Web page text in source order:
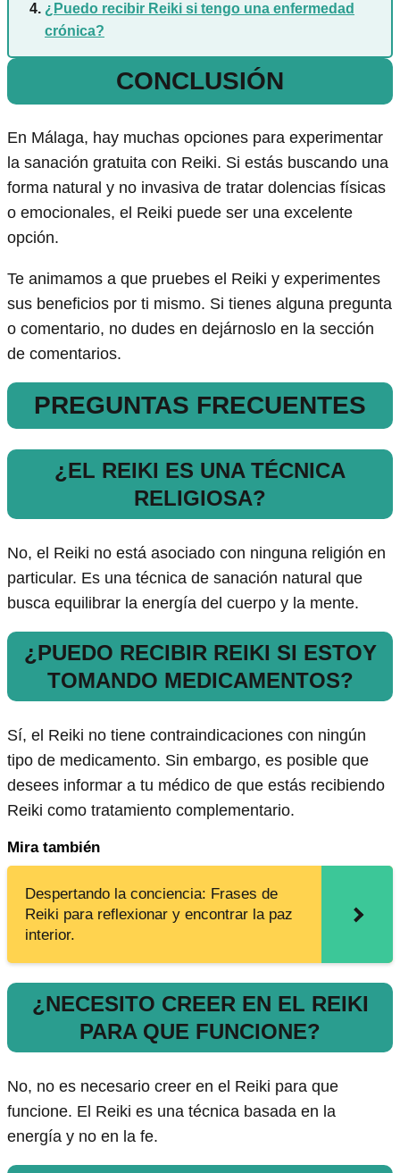
¿Puedo recibir Reiki si tengo una enfermedad
crónica?
CONCLUSIÓN
En Málaga, hay muchas opciones para experimentar
la sanación gratuita con Reiki. Si estás buscando una
forma natural y no invasiva de tratar dolencias físicas
o emocionales, el Reiki puede ser una excelente
opción.
Te animamos a que pruebes el Reiki y experimentes
sus beneficios por ti mismo. Si tienes alguna pregunta
o comentario, no dudes en dejárnoslo en la sección
de comentarios.
PREGUNTAS FRECUENTES
¿EL REIKI ES UNA TÉCNICA
RELIGIOSA?
No, el Reiki no está asociado con ninguna religión en
particular. Es una técnica de sanación natural que
busca equilibrar la energía del cuerpo y la mente.
¿PUEDO RECIBIR REIKI SI ESTOY
TOMANDO MEDICAMENTOS?
Sí, el Reiki no tiene contraindicaciones con ningún
tipo de medicamento. Sin embargo, es posible que
desees informar a tu médico de que estás recibiendo
Reiki como tratamiento complementario.
Mira también
Despertando la conciencia: Frases de
Reiki para reflexionar y encontrar la paz
interior.
¿NECESITO CREER EN EL REIKI
PARA QUE FUNCIONE?
No, no es necesario creer en el Reiki para que
funcione. El Reiki es una técnica basada en la
energía y no en la fe.